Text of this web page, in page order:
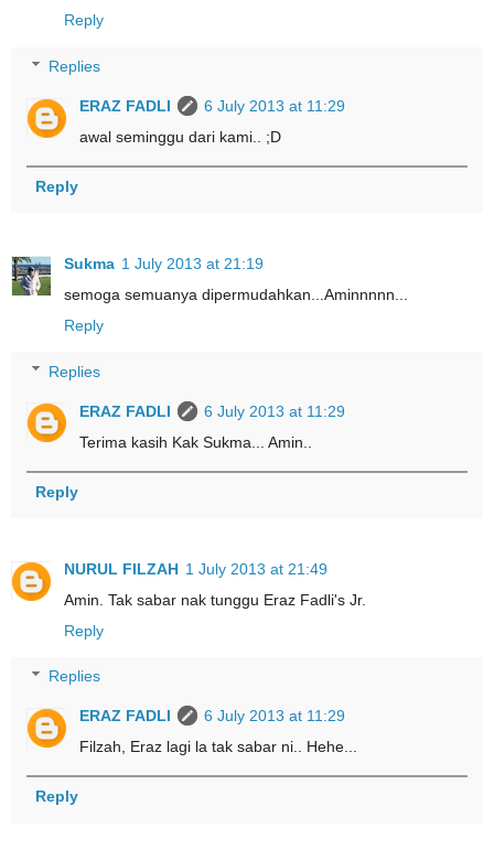
Reply
Replies
ERAZ FADLI
6 July 2013 at 11:29
awal seminggu dari kami.. ;D
Reply
Sukma 1 July 2013 at 21:19
semoga semuanya dipermudahkan...Aminnnnn...
Reply
Replies
ERAZ FADLI
6 July 2013 at 11:29
Terima kasih Kak Sukma... Amin..
Reply
NURUL FILZAH 1 July 2013 at 21:49
Amin. Tak sabar nak tunggu Eraz Fadli's Jr.
Reply
Replies
ERAZ FADLI
6 July 2013 at 11:29
Filzah, Eraz lagi la tak sabar ni.. Hehe...
Reply